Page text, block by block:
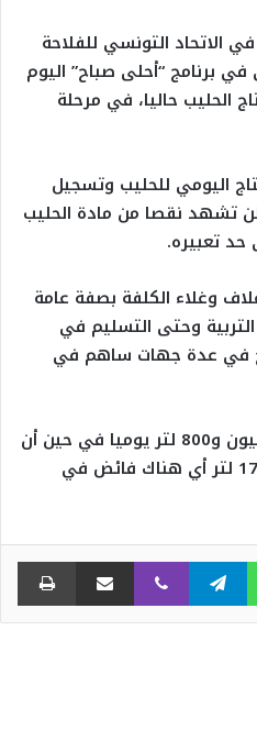
الاتحاد التونسي للفلاحة
في برنامج “أحلى صباح” اليوم
فيفري 2023 أن إنتاج الحليب حاليا، في مرحلة
اليومي للحليب وتسجيل
تشهد نقصا من مادة الحليب
تعبيره.
وغلاء الكلفة بصفة عامة
وحتى التسليم في
في عدة جهات ساهم في
وبين بأنه يتم حاليا تسجيل مليون و800 لتر يوميا في حين أن
الاستهلاك اليومي يعادل 1700 لتر أي هناك فائض في
واتساب تيلقرام ڤايبر مشاركة عبر البريد